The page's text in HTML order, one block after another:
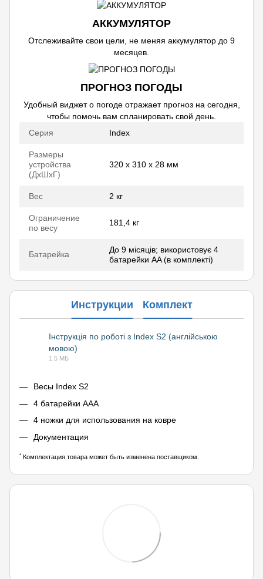
АККУМУЛЯТОР
Отслеживайте свои цели, не меняя аккумулятор до 9
месяцев.
ПРОГНОЗ ПОГОДЫ
Удобный виджет о погоде отражает прогноз на сегодня,
чтобы помочь вам спланировать свой день.
Серия
Index
Размеры
устройства
(ДхШхГ)
320 x 310 x 28 мм
Вес 2 кг
Ограничение
по весу
181,4 кг
Батарейка
До 9 місяців; використовує 4
батарейки AA (в комплекті)
Инструкции Комплект
Інструкція по роботі з Index S2 (англійською
мовою)
1.5 МБ
Весы Index S2
4 батарейки ААА
4 ножки для использования на ковре
Документация
* Комплектация товара может быть изменена поставщиком.